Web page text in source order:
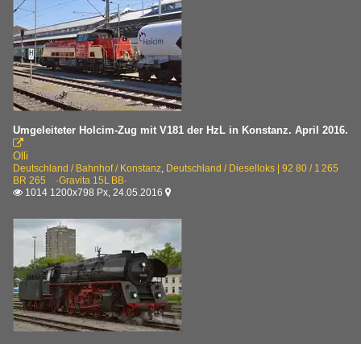
Umgeleiteter Holcim-Zug mit V181 der HzL in Konstanz. April 2016.

Olli
Deutschland / Bahnhof / Konstanz, Deutschland / Dieselloks | 92 80 / 1 265
BR 265 ·Gravita 15L BB·
 1014 1200x798 Px, 24.05.2016 